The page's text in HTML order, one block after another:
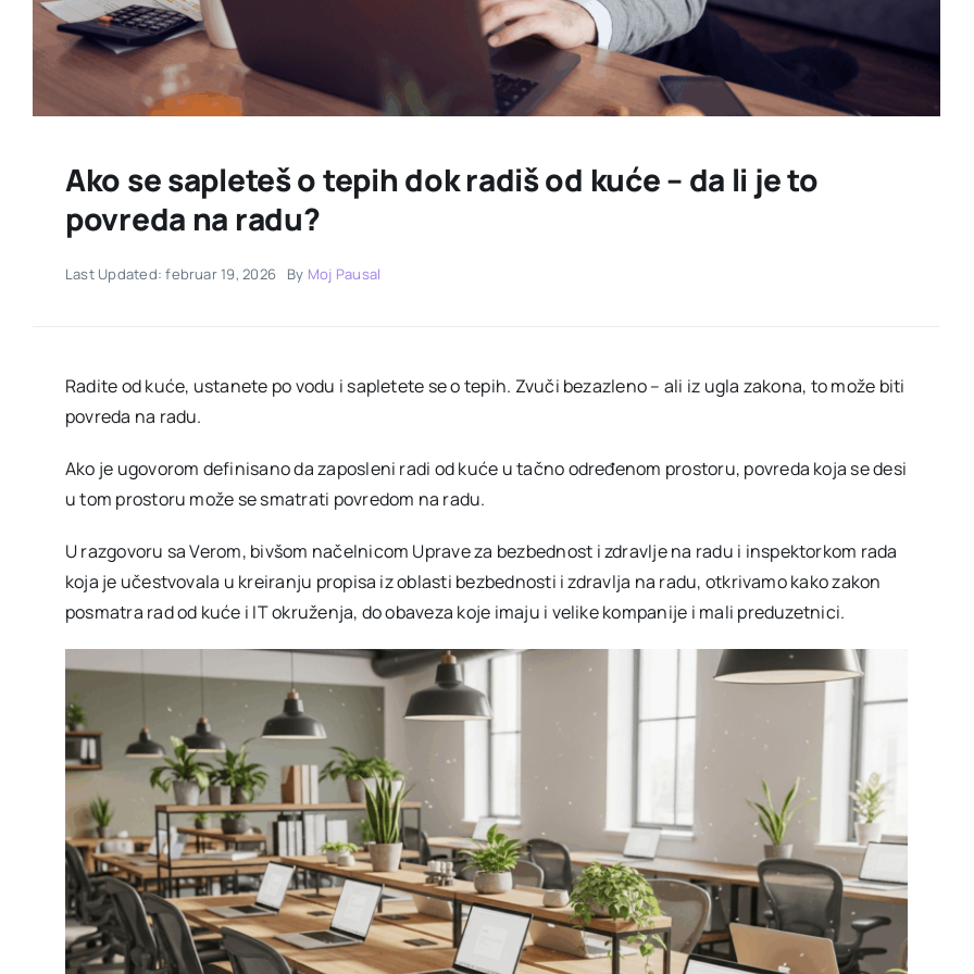
Ako se sapleteš o tepih dok radiš od kuće – da li je to
povreda na radu?
Last Updated: februar 19, 2026 By Moj Pausal
Radite od kuće, ustanete po vodu i sapletete se o tepih. Zvuči bezazleno – ali iz ugla zakona, to može biti
povreda na radu.
Ako je ugovorom definisano da zaposleni radi od kuće u tačno određenom prostoru, povreda koja se desi
u tom prostoru može se smatrati povredom na radu.
U razgovoru sa Verom, bivšom načelnicom Uprave za bezbednost i zdravlje na radu i inspektorkom rada
koja je učestvovala u kreiranju propisa iz oblasti bezbednosti i zdravlja na radu, otkrivamo kako zakon
posmatra rad od kuće i IT okruženja, do obaveza koje imaju i velike kompanije i mali preduzetnici.